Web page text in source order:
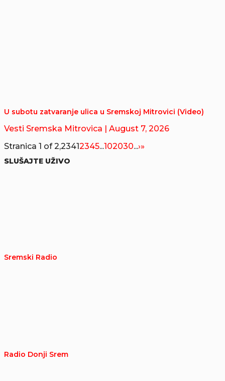
U subotu zatvaranje ulica u Sremskoj Mitrovici (Video)
Vesti Sremska Mitrovica
| August 7, 2026
Stranica 1 of 2,23412345...102030...›»
SLUŠAJTE UŽIVO
Sremski Radio
Radio Donji Srem